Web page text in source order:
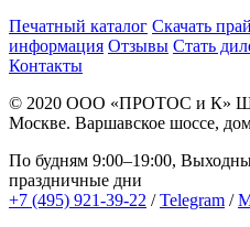
Печатный каталог Скачать
информация Отзывы Стать
Контакты
© 2020 ООО «ПРОТОС и К»
Москве. Варшавское шоссе,
По будням 9:00–19:00,
праздничные дни
+7 (495) 921-39-22 /Telegram /